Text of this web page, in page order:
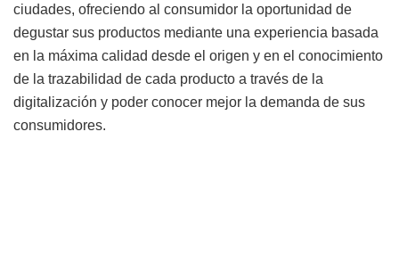
ciudades, ofreciendo al consumidor la oportunidad de
degustar sus productos mediante una experiencia basada
en la máxima calidad desde el origen y en el conocimiento
de la trazabilidad de cada producto a través de la
digitalización y poder conocer mejor la demanda de sus
consumidores.